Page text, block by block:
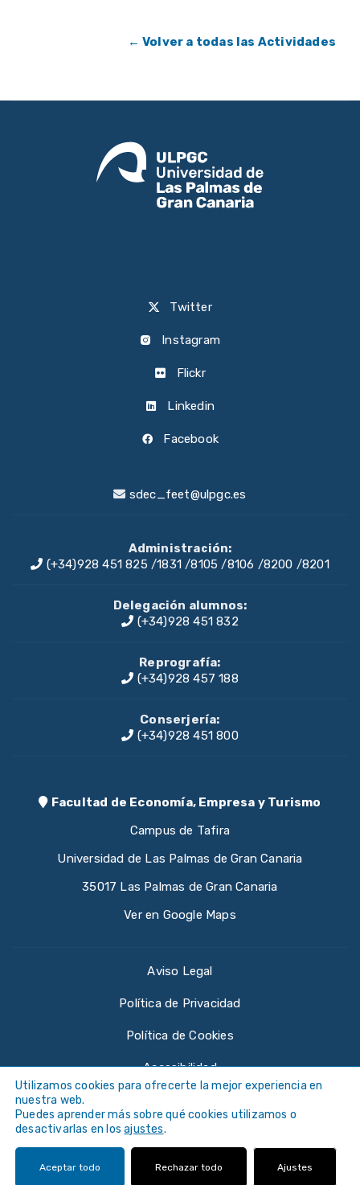
← Volver a todas las Actividades
Twitter
Instagram
Flickr
Linkedin
Facebook
sdec_feet@ulpgc.es
Administración:
(+34)928 451 825 /1831 /8105 /8106 /8200 /8201
Delegación alumnos:
(+34)928 451 832
Reprografía:
(+34)928 457 188
Conserjería:
(+34)928 451 800
Facultad de Economía, Empresa y Turismo
Campus de Tafira
Universidad de Las Palmas de Gran Canaria
35017 Las Palmas de Gran Canaria
Ver en Google Maps
Aviso Legal
Política de Privacidad
Política de Cookies
Accesibilidad
Universidad de Las Palmas de Gran Canaria ·
ULPGC
Utilizamos cookies para ofrecerte la mejor experiencia en
nuestra web.
Puedes aprender más sobre qué cookies utilizamos o
desactivarlas en losajustes.
Aceptar todo Rechazar todo Ajustes